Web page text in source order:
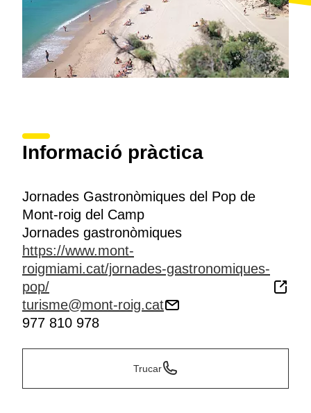
Informació pràctica
Jornades Gastronòmiques del Pop de
Mont-roig del Camp
Jornades gastronòmiques
https://www.mont-
roigmiami.cat/jornades-gastronomiques-
pop/
turisme@mont-roig.cat
977 810 978
Trucar